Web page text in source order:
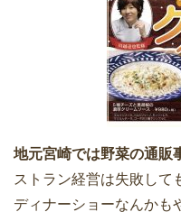
地元宮崎では野菜の通販
ストラン経営は失敗して
ディナーショーなんかも